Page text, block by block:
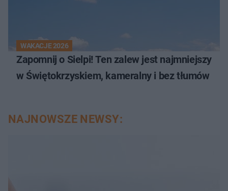
WAKACJE 2026
Zapomnij o Sielpi! Ten zalew jest najmniejszy
w Świętokrzyskiem, kameralny i bez tłumów
NAJNOWSZE NEWSY: